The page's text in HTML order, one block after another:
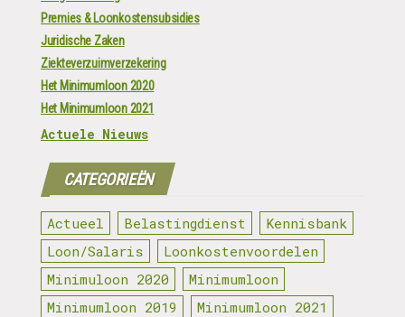
Premies & Loonkostensubsidies
Juridische Zaken
Ziekteverzuimverzekering
Het Minimumloon 2020
Het Minimumloon 2021
Actuele Nieuws
CATEGORIEËN
Actueel Belastingdienst
Kennisbank
Loon/Salaris
Loonkostenvoordelen
Minimuloon 2020
Minimumloon
Minimumloon 2019
Minimumloon 2021